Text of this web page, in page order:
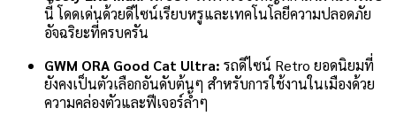
นี้ โดดเด่นด้วยดีไซน์เรียบหรูและเทคโนโลยีความปลอดภัย
อัจฉริยะที่ครบครัน
GWM ORA Good Cat Ultra: รถดีไซน์ Retro ยอดนิยมที่
ยังคงเป็นตัวเลือกอันดับต้นๆ สำหรับการใช้งานในเมืองด้วย
ความคล่องตัวและฟีเจอร์ล้ำๆ